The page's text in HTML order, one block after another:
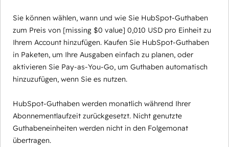
Sie können wählen, wann und wie Sie HubSpot-Guthaben
zum Preis von [missing $0 value] 0,010 USD pro Einheit zu
Ihrem Account hinzufügen. Kaufen Sie HubSpot-Guthaben
in Paketen, um Ihre Ausgaben einfach zu planen, oder
aktivieren Sie Pay-as-You-Go, um Guthaben automatisch
hinzuzufügen, wenn Sie es nutzen.
HubSpot-Guthaben werden monatlich während Ihrer
Abonnementlaufzeit zurückgesetzt. Nicht genutzte
Guthabeneinheiten werden nicht in den Folgemonat
übertragen.